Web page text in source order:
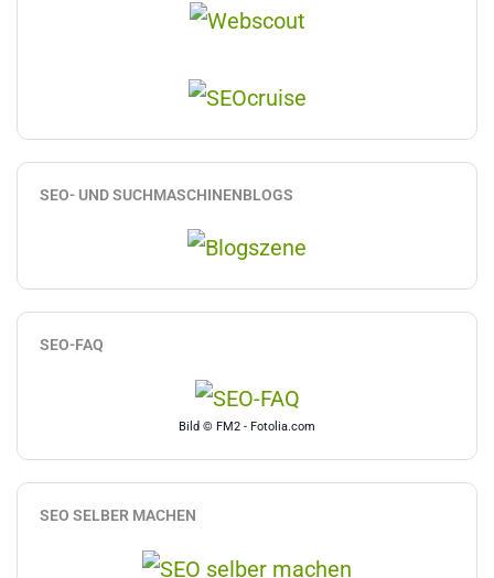
SEO- UND SUCHMASCHINENBLOGS
SEO-FAQ
Bild © FM2 - Fotolia.com
SEO SELBER MACHEN